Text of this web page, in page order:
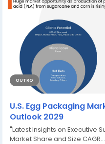
OUTRO
U.S. Egg Packaging
Outlook 2029
"Latest Insights on Executive
Market Share and Size CAGR...